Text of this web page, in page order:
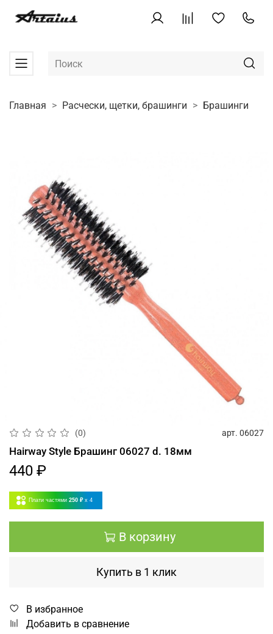
Главная Расчески, щетки, брашинги Брашинги
(0) арт. 06027
Hairway Style Брашинг 06027 d. 18мм
440 ₽
Плати частями 250 ₽ x 4
В корзину
Купить в 1 клик
В избранное
Добавить в сравнение